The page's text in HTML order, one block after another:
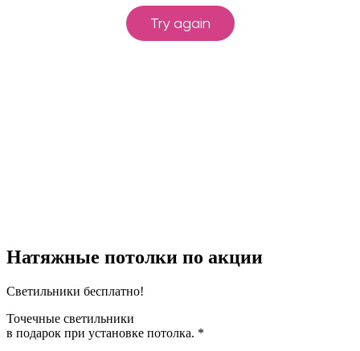
Натяжные потолки по акции
Светильники бесплатно!
Точечные светильники
в подарок при установке потолка. *